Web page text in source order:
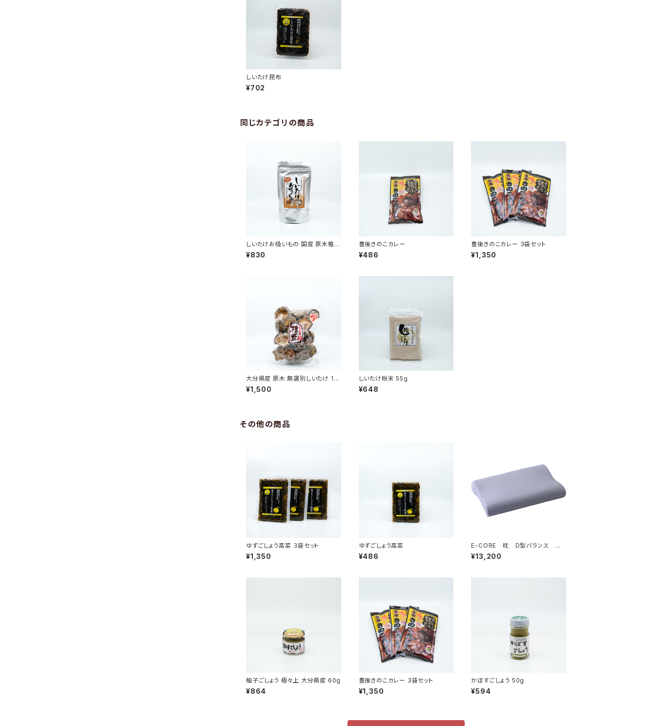
しいたけ昆布
¥702
同じカテゴリの商品
しいたけお吸いもの 国産 原木椎茸
80g (20g×4袋)
¥830
豊後きのこカレー
¥486
豊後きのこカレー 3袋セット
¥1,350
大分県産 原木 無選別しいたけ 110
g
¥1,500
しいたけ粉末 55g
¥648
その他の商品
ゆずごしょう高菜 ３袋セット
¥1,350
ゆずごしょう高菜
¥486
E-CORE 枕 D型バランス 水
洗い可能 通気性抜群
¥13,200
柚子ごしょう 極々上 大分県産 60g
¥864
豊後きのこカレー 3袋セット
¥1,350
かぼすごしょう 50g
¥594